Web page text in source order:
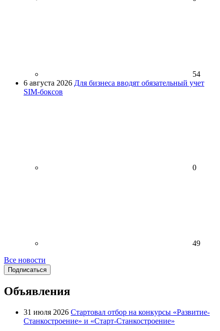
54
6 августа 2026 Для бизнеса вводят обязательный учет
SIM-боксов
0
49
Все новости
Подписаться
Объявления
31 июля 2026 Стартовал отбор на конкурсы «Развитие-
Станкостроение» и «Старт-Станкостроение»